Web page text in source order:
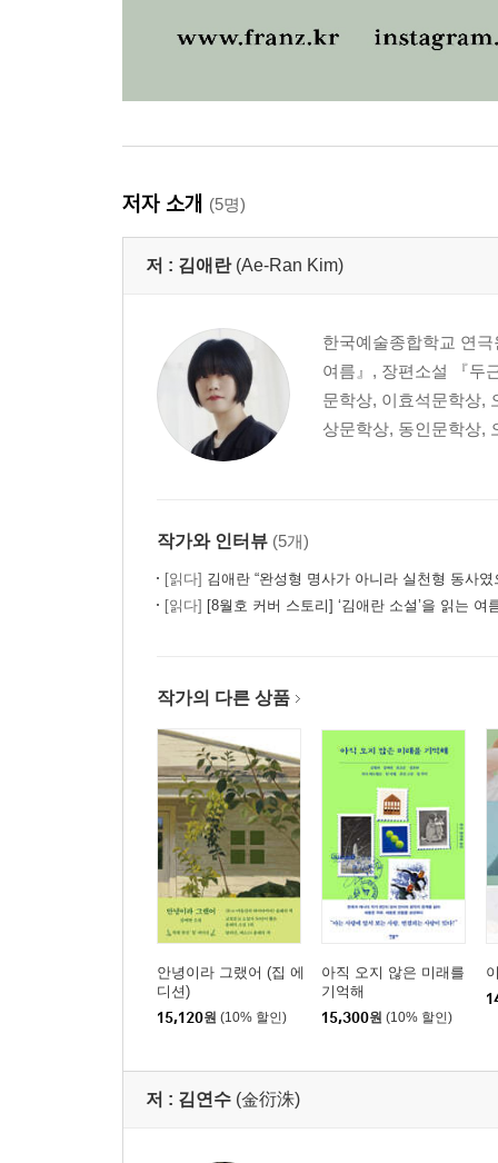
저자 소개 (5명)
저 : 김애란 (Ae-Ran Kim)
한국예술종합학교 연
여름』, 장편소설 『두
문학상, 이효석문학상,
상문학상, 동인문학상,
작가와 인터뷰 (5개)
[읽다] 김애란 “완성형 명사가 아니라 실천형 동사였
[읽다] [8월호 커버 스토리] ‘김애란 소설’을 읽는 여
작가의 다른 상품
안녕이라 그랬어 (집 에
디션)
15,120원 (10% 할인)
아직 오지 않은 미래를
기억해
15,300원 (10% 할인)
저 : 김연수 (金衍洙)